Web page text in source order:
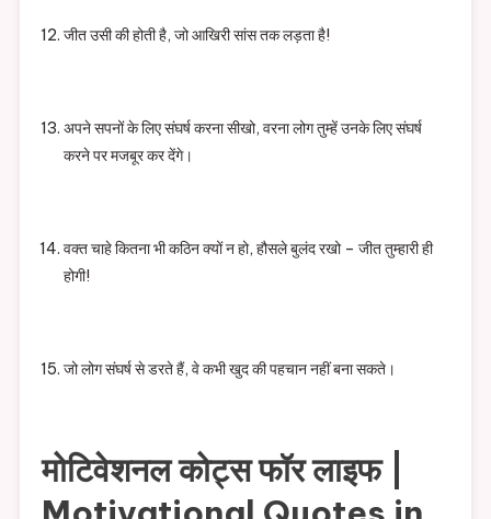
जीत उसी की होती है, जो आखिरी सांस तक लड़ता है!
अपने सपनों के लिए संघर्ष करना सीखो, वरना लोग तुम्हें उनके लिए संघर्ष
करने पर मजबूर कर देंगे।
वक्त चाहे कितना भी कठिन क्यों न हो, हौसले बुलंद रखो – जीत तुम्हारी ही
होगी!
जो लोग संघर्ष से डरते हैं, वे कभी खुद की पहचान नहीं बना सकते।
मोटिवेशनल कोट्स फॉर लाइफ |